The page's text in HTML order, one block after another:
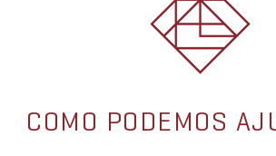
COMO PODEMOS